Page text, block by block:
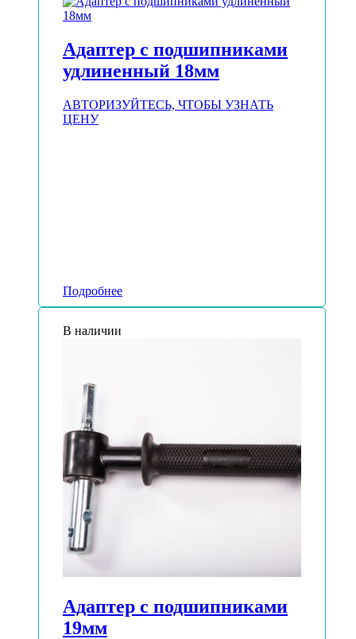
Адаптер с подшипниками
удлиненный 18мм
АВТОРИЗУЙТЕСЬ, ЧТОБЫ УЗНАТЬ
ЦЕНУ
Подробнее
В наличии
Адаптер с подшипниками
19мм